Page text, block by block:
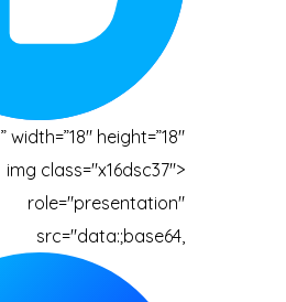
” width=”18″ height=”18″ />
<img class="x16dsc37"
role="presentation"
src="data:;base64,